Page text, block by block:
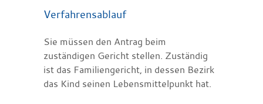
Verfahrensablauf
Sie müssen den Antrag beim
zuständigen Gericht stellen. Zuständig
ist das Familiengericht, in dessen Bezirk
das Kind seinen Lebensmittelpunkt hat.